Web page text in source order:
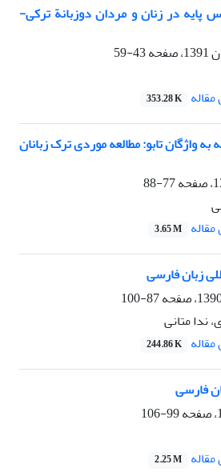
پایه در زنان و مردان دوزبانة ترکی-
43-59
353.28 K
واژگان تابو: مطالعه موردی ترک زبانان
77-88
3.65 M
زبان فارسی
87-100
ندا متانی
244.86 K
فارسی
99-106
2.25 M